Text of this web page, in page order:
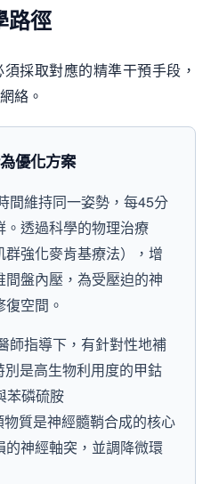
路徑
採取對應的精準干預手段，
絡。
優化方案
間維持同一姿勢，每45分
透過科學的物理治療
群強化麥肯基療法），增
盤內壓，為受壓迫的神
空間。
師指導下，有針對性地補
是高生物利用度的甲鈷
苯磷硫胺
質是神經髓鞘合成的核心
神經軸突，並調降微環